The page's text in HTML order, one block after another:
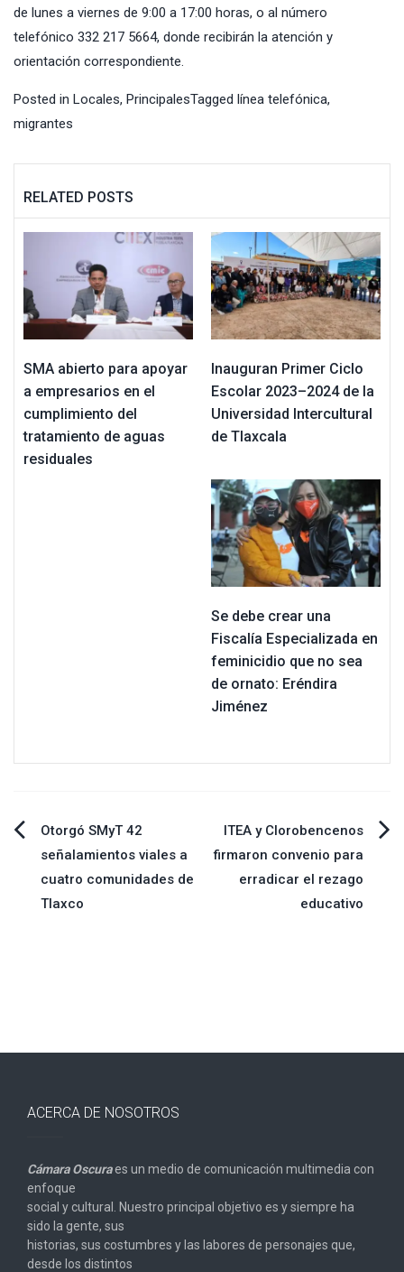
de lunes a viernes de 9:00 a 17:00 horas, o al número
telefónico 332 217 5664, donde recibirán la atención y
orientación correspondiente.
Posted in Locales, PrincipalesTagged línea telefónica,
migrantes
RELATED POSTS
SMA abierto para apoyar
a empresarios en el
cumplimiento del
tratamiento de aguas
residuales
Inauguran Primer Ciclo
Escolar 2023–2024 de la
Universidad Intercultural
de Tlaxcala
Se debe crear una
Fiscalía Especializada en
feminicidio que no sea
de ornato: Eréndira
Jiménez
Navegación
de
Otorgó SMyT 42
señalamientos viales a
cuatro comunidades de
Tlaxco
ITEA y Clorobencenos
firmaron convenio para
erradicar el rezago
educativo
ACERCA DE NOSOTROS
Cámara Oscuraes un medio de comunicación multimedia con
enfoque
social y cultural. Nuestro principal objetivo es y siempre ha
sido la gente, sus
historias, sus costumbres y las labores de personajes que,
desde los distintos